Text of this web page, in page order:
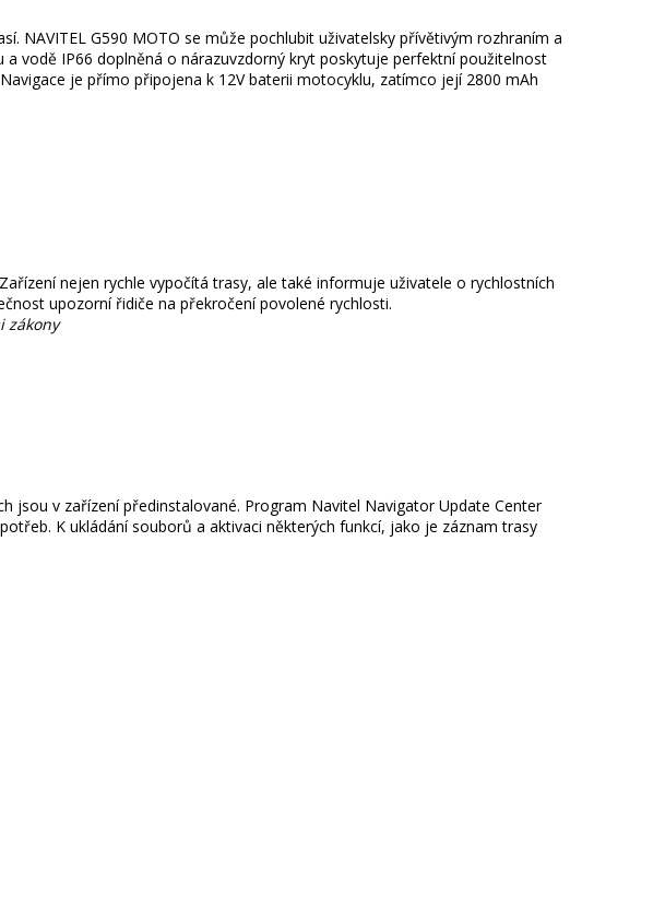
NAVITEL G590 MOTO se může pochlubit uživatelsky přívětivým rozhraním a
vodě IP66 doplněná o nárazuvzdorný kryt poskytuje perfektní použitelnost
je přímo připojena k 12V baterii motocyklu, zatímco její 2800 mAh
nejen rychle vypočítá trasy, ale také informuje uživatele o rychlostních
upozorní řidiče na překročení povolené rychlosti.
zákony
jsou v zařízení předinstalované. Program Navitel Navigator Update Center
K ukládání souborů a aktivaci některých funkcí, jako je záznam trasy